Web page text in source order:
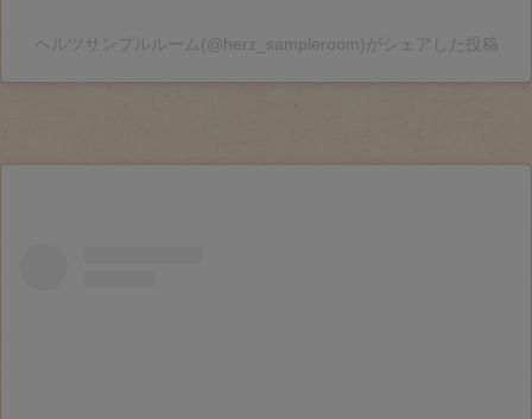
ヘルツサンプルルーム(@herz_sampleroom)がシェアした投稿